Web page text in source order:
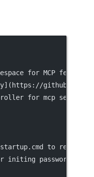
for MCP feature.
]( https://github.com/
for mcp server.
startup.cmd to
initing password.